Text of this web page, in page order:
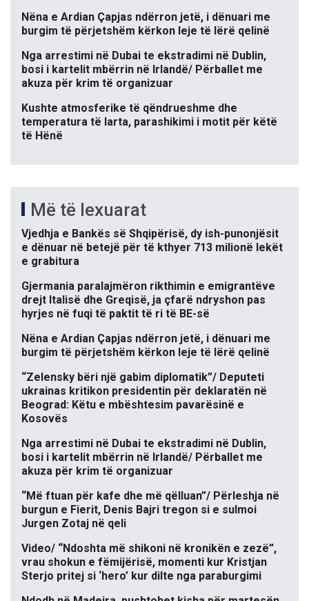
Nëna e Ardian Çapjas ndërron jetë, i dënuari me
burgim të përjetshëm kërkon leje të lërë qelinë
Nga arrestimi në Dubai te ekstradimi në Dublin,
bosi i kartelit mbërrin në Irlandë/ Përballet me
akuza për krim të organizuar
Kushte atmosferike të qëndrueshme dhe
temperatura të larta, parashikimi i motit për këtë
të Hënë
Më të lexuarat
Vjedhja e Bankës së Shqipërisë, dy ish-punonjësit
e dënuar në betejë për të kthyer 713 milionë lekët
e grabitura
Gjermania paralajmëron rikthimin e emigrantëve
drejt Italisë dhe Greqisë, ja çfarë ndryshon pas
hyrjes në fuqi të paktit të ri të BE-së
Nëna e Ardian Çapjas ndërron jetë, i dënuari me
burgim të përjetshëm kërkon leje të lërë qelinë
“Zelensky bëri një gabim diplomatik”/ Deputeti
ukrainas kritikon presidentin për deklaratën në
Beograd: Këtu e mbështesim pavarësinë e
Kosovës
Nga arrestimi në Dubai te ekstradimi në Dublin,
bosi i kartelit mbërrin në Irlandë/ Përballet me
akuza për krim të organizuar
“Më ftuan për kafe dhe më qëlluan”/ Përleshja në
burgun e Fierit, Denis Bajri tregon si e sulmoi
Jurgen Zotaj në qeli
Video/ “Ndoshta më shikoni në kronikën e zezë”,
vrau shokun e fëmijërisë, momenti kur Kristjan
Sterjo pritej si ‘hero’ kur dilte nga paraburgimi